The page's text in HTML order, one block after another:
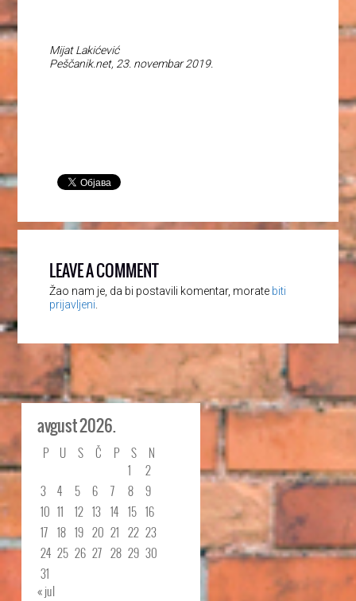
Mijat Lakićević
Peščanik.net, 23. novembar 2019.
LEAVE A COMMENT
Žao nam je, da bi postavili komentar, morate biti
prijavljeni.
avgust 2026.
P U S Č P S
N
1
2
3
4 5 6 7 8
9
10 11 12 13 14 15 16
17 18 19 20 21 22 23
24 25 26 27 28 29 30
31
« jul